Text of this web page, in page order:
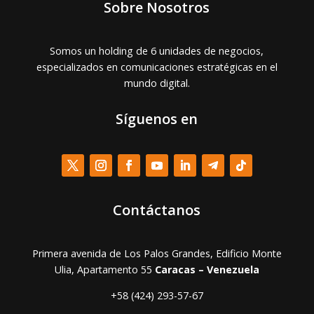
Sobre Nosotros
Somos un holding de 6 unidades de negocios,
especializados en comunicaciones estratégicas en el
mundo digital.
Síguenos en
Contáctanos
Primera avenida de Los Palos Grandes, Edificio Monte
Ulia, Apartamento 55 Caracas – Venezuela
+58 (424) 293-57-67